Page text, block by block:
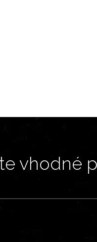
vhodné